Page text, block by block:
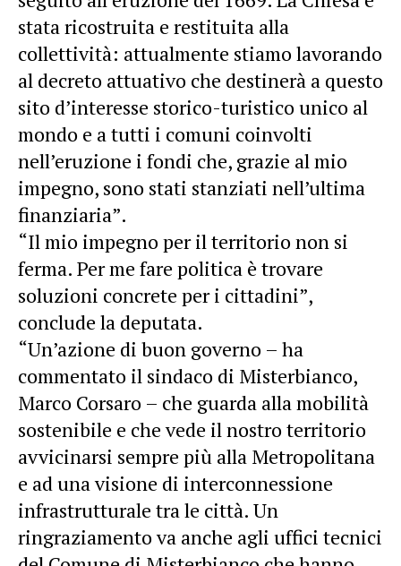
stata ricostruita e restituita alla
collettività: attualmente stiamo lavorando
al decreto attuativo che destinerà a questo
sito d’interesse storico-turistico unico al
mondo e a tutti i comuni coinvolti
nell’eruzione i fondi che, grazie al mio
impegno, sono stati stanziati nell’ultima
finanziaria”.
“Il mio impegno per il territorio non si
ferma. Per me fare politica è trovare
soluzioni concrete per i cittadini”,
conclude la deputata.
“Un’azione di buon governo – ha
commentato il sindaco di Misterbianco,
Marco Corsaro – che guarda alla mobilità
sostenibile e che vede il nostro territorio
avvicinarsi sempre più alla Metropolitana
e ad una visione di interconnessione
infrastrutturale tra le città. Un
ringraziamento va anche agli uffici tecnici